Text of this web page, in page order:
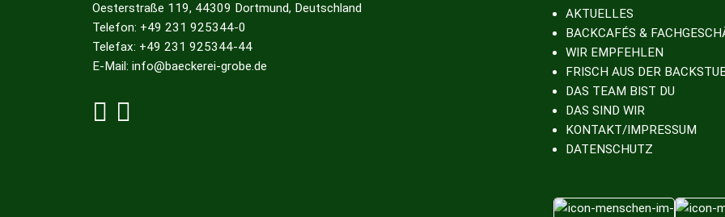
Oesterstraße 119, 44309 Dortmund, Deutschland
Telefon: +49 231 925344-0
Telefax: +49 231 925344-44
E-Mail: info@baeckerei-grobe.de
Grobe bei Facebook
AKTUELLES
BACKCAFÉS &
WIR EMPFEHLEN
FRISCH AUS DER
DAS TEAM BIST DU
DAS SIND WIR
KONTAKT/IMPRESSUM
DATENSCHUTZ